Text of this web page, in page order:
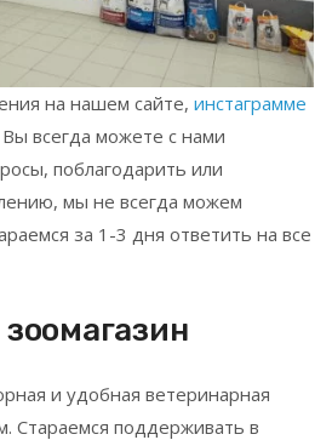
на нашем сайте, инстаграмме
Вы всегда можете с нами
поблагодарить или
мы не всегда можем
за 1-3 дня ответить на все
и удобная ветеринарная
Стараемся поддерживать в